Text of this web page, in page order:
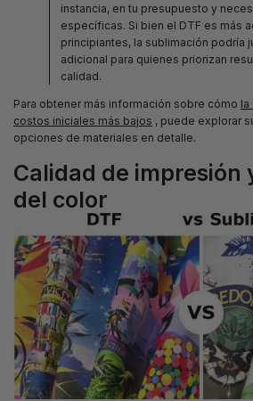
instancia, en tu presupuesto y
específicas. Si bien el DTF es más
principiantes, la sublimación podría
adicional para quienes priorizan
calidad.
Para obtener más información sobre cómo la
costos iniciales más bajos , puede explorar
opciones de materiales en detalle.
Calidad de impresión
del color